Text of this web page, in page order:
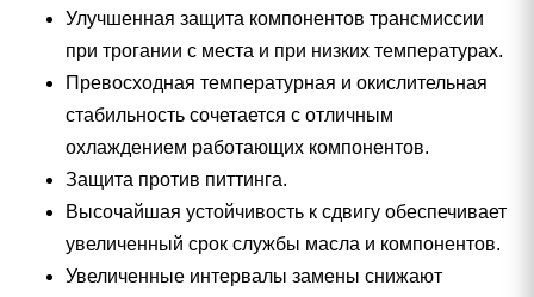
Улучшенная защита компонентов трансмиссии
при трогании с места и при низких температурах.
Превосходная температурная и окислительная
стабильность сочетается с отличным
охлаждением работающих компонентов.
Защита против питтинга.
Высочайшая устойчивость к сдвигу обеспечивает
увеличенный срок службы масла и компонентов.
Увеличенные интервалы замены снижают